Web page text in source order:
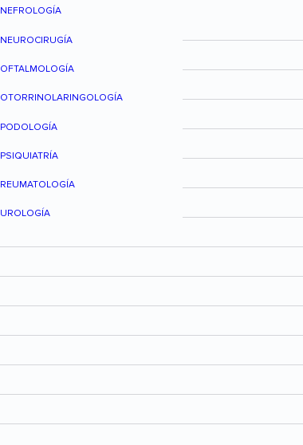
NEFROLOGÍA
NEUROCIRUGÍA
OFTALMOLOGÍA
OTORRINOLARINGOLOGÍA
PODOLOGÍA
PSIQUIATRÍA
REUMATOLOGÍA
UROLOGÍA